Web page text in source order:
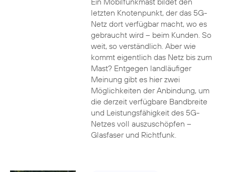
letzten Knotenpunkt, der das 5G-
Netz dort verfügbar macht, wo es
gebraucht wird – beim Kunden. So
weit, so verständlich. Aber wie
kommt eigentlich das Netz bis zum
Mast? Entgegen landläufiger
Meinung gibt es hier zwei
Möglichkeiten der Anbindung, um
die derzeit verfügbare Bandbreite
und Leistungsfähigkeit des 5G-
Netzes voll auszuschöpfen –
Glasfaser und Richtfunk.